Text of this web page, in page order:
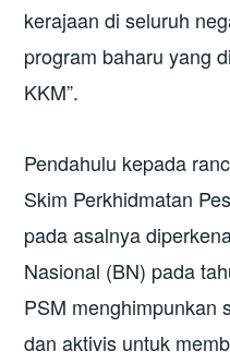
kerajaan di seluruh
program baharu yang
KKM”.
Pendahulu kepada
Skim Perkhidmatan
pada asalnya
Nasional (BN) pada
PSM menghimpunkan
dan aktivis untuk